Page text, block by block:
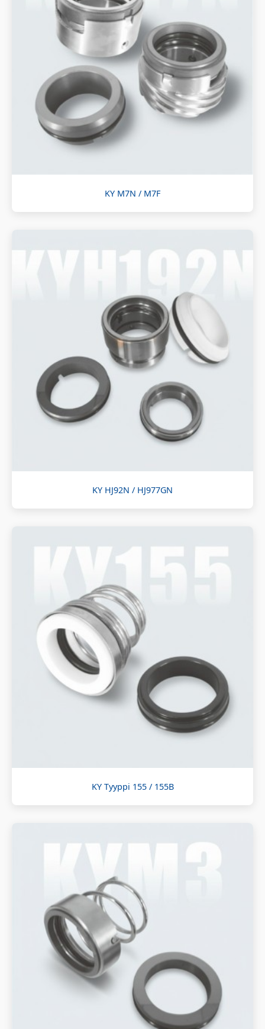
KY M7N / M7F
KY HJ92N / HJ977GN
KY Tyyppi 155 / 155B